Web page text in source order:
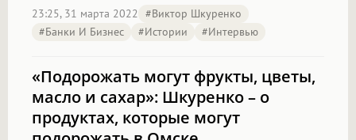
23:25, 31 марта 2022 #Виктор Шкуренко
#Банки И Бизнес
#Истории #интервью
«Подорожать могут фрукты, цветы,
масло и сахар»: Шкуренко – о
продуктах, которые могут